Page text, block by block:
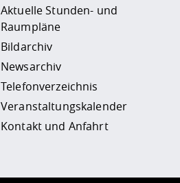
Aktuelle Stunden- und
Raumpläne
Bildarchiv
Newsarchiv
Telefonverzeichnis
Veranstaltungskalender
Kontakt und Anfahrt